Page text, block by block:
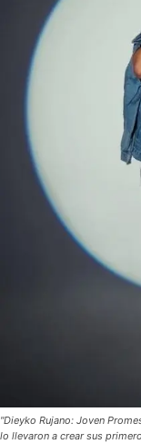
"Dieyko Rujano: Joven
lo llevaron a crear sus